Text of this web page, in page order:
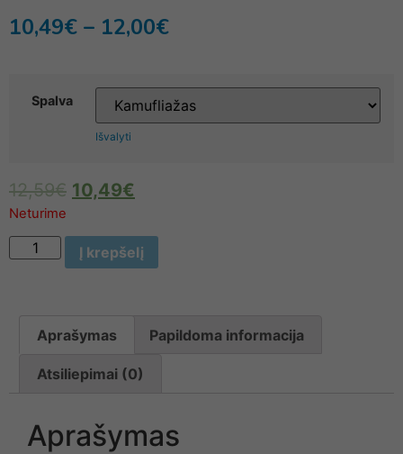
10,49€ – 12,00€
Spalva
Išvalyti
12,59€ 10,49€
Neturime
Į krepšelį
Aprašymas Papildoma informacija
Atsiliepimai (0)
Aprašymas